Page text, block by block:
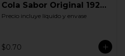
Cola Sabor Original 192
ML. Retornable
Precio incluye líquido y envase
$0.70